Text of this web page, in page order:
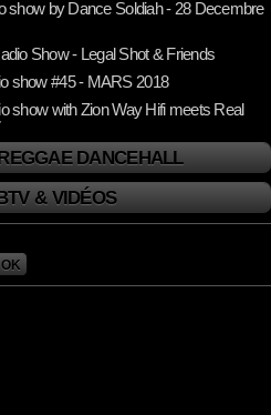
DANCEHALL
& VIDÉOS